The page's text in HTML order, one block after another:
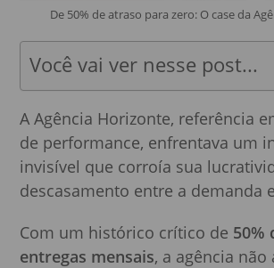
De 50% de atraso para zero: O case da
Você vai ver nesse post...
A Agência Horizonte, referência
de performance, enfrentava um
invisível que corroía sua
descasamento entre a demanda
Com um histórico crítico de 50%
entregas mensais, a agência